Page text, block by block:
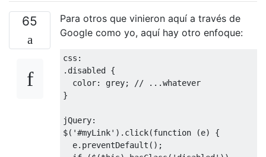
65
Para otros que vinieron aquí a través de
Google como yo, aquí hay otro enfoque:
css :
. disabled {
  color
: grey;
// ...whatever
}
jQuery:
$( '#myLink' ). click(function (e)
{
  e
. preventDefault ();